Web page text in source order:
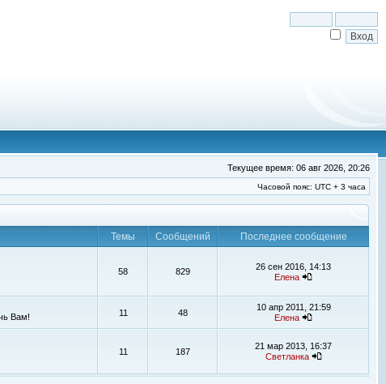
Текущее время: 06 авг 2026, 20:26
Часовой пояс: UTC + 3 часа
Темы Сообщений
Последнее сообщение
58 829
26 сен 2016, 14:13
Елена
Вам! 11 48
10 апр 2011, 21:59
Елена
11 187
21 мар 2013, 16:37
Светланка